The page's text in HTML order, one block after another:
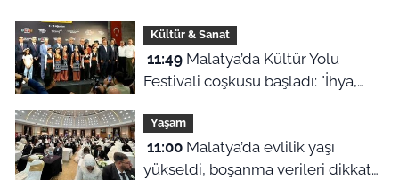
Kültür & Sanat
11:49Malatya’da Kültür Yolu
Festivali coşkusu başladı: "İhya,
inşa ve kültürle normalleşiyoruz"
Yaşam
11:00Malatya’da evlilik yaşı
yükseldi, boşanma verileri dikkat